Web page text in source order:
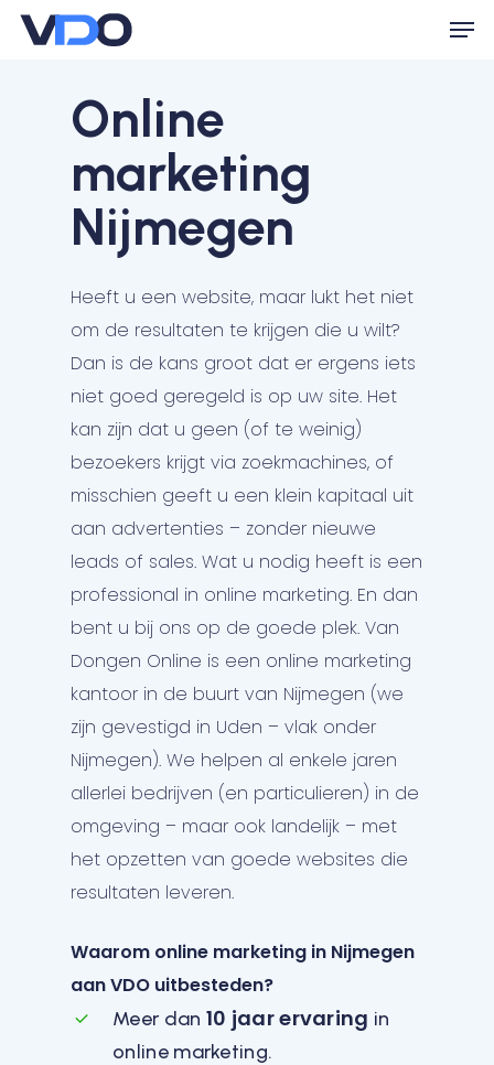
Skip
Online
marketing
Nijmegen
Heeft u een website, maar lukt het niet
om de resultaten te krijgen die u wilt?
Dan is de kans groot dat er ergens iets
niet goed geregeld is op uw site. Het
kan zijn dat u geen (of te weinig)
bezoekers krijgt via zoekmachines, of
misschien geeft u een klein kapitaal uit
aan advertenties – zonder nieuwe
leads of sales. Wat u nodig heeft is een
professional in online marketing. En dan
bent u bij ons op de goede plek. Van
Dongen Online is een online marketing
kantoor in de buurt van Nijmegen (we
zijn gevestigd in Uden – vlak onder
Nijmegen). We helpen al enkele jaren
allerlei bedrijven (en particulieren) in de
omgeving – maar ook landelijk – met
het opzetten van goede websites die
resultaten leveren.
Waarom online marketing in Nijmegen
aan VDO uitbesteden?
Meer dan 10 jaar ervaring in
online marketing.